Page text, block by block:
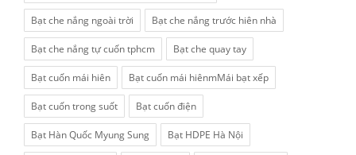
Bạt che nắng ngoài trời Bạt che nắng trước hiên nhà
Bạt che nắng tự cuốn tphcm Bạt che quay tay
Bạt cuốn mái hiên Bạt cuốn mái hiênmMái bạt xếp
Bạt cuốn trong suốt Bạt cuốn điện
Bạt Hàn Quốc Myung Sung Bạt HDPE Hà Nội